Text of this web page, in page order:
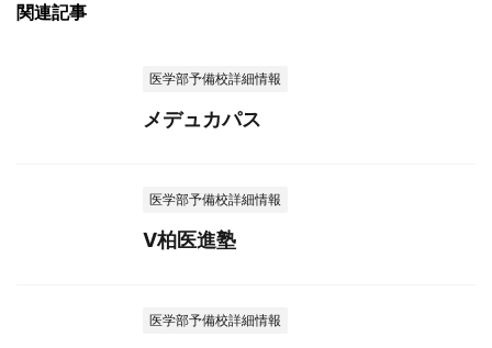
関連記事
医学部予備校詳細情報
メデュカパス
医学部予備校詳細情報
V柏医進塾
医学部予備校詳細情報